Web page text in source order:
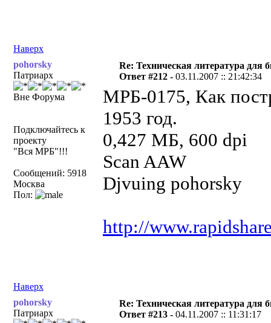
Наверх
pohorsky
Патриарх
Вне Форума
Подключайтесь к
проекту
"Вся МРБ"!!!
Сообщений: 5918
Москва
Пол:
Re: Техническая литература для
Ответ #212 -03.11.2007 :: 21:42:34
МРБ-0175, Как
1953 год.
0,427 МБ,
Scan AAW
Djvuing pohorsky
http://
Наверх
pohorsky
Патриарх
Re: Техническая литература для
Ответ #213 -04.11.2007 :: 11:31:17